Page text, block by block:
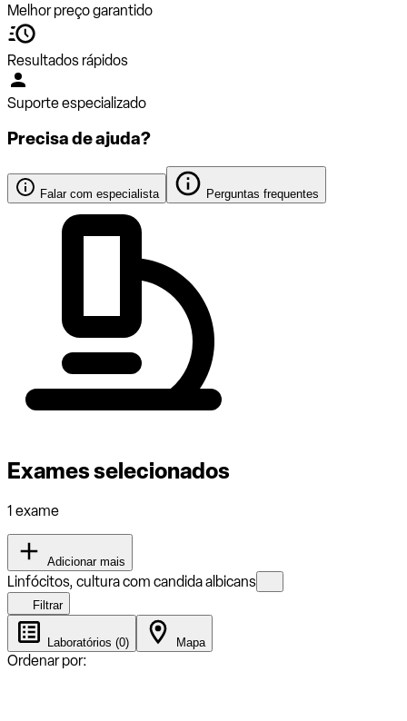
Melhor preço garantido
Resultados rápidos
Suporte especializado
Precisa de ajuda?
Falar com especialista Perguntas frequentes
Exames selecionados
1 exame
Adicionar mais
Linfócitos, cultura com candida albicans
Filtrar
Laboratórios (0) Mapa
Ordenar por: